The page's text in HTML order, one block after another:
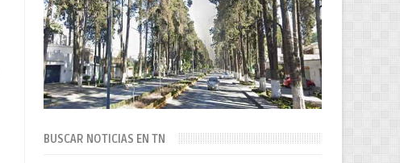
BUSCAR NOTICIAS EN TN